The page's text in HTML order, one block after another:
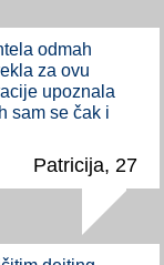
odmah
za ovu
upoznala
sam se čak i
Patricija, 27